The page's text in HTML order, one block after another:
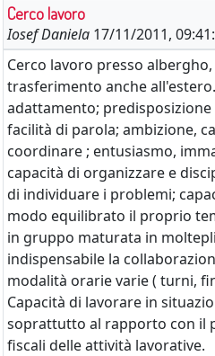
Cerco lavoro
Iosef Daniela 17/11/2011,
Cerco lavoro presso
trasferimento anche
adattamento; predisposizione
facilità di parola; ambizione,
coordinare ; entusiasmo,
capacità di organizzare e
di individuare i problemi;
modo equilibrato il proprio
in gruppo maturata in
indispensabile la
modalità orarie varie ( turni,
Capacità di lavorare in
soprattutto al rapporto con il
fiscali delle attività lavorative.